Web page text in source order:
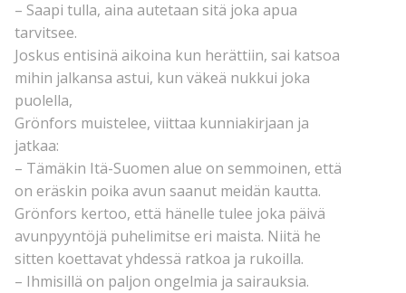
– Saapi tulla, aina autetaan sitä joka apua
tarvitsee.
Joskus entisinä aikoina kun herättiin, sai katsoa
mihin jalkansa astui, kun väkeä nukkui joka
puolella,
Grönfors muistelee, viittaa kunniakirjaan ja
jatkaa:
– Tämäkin Itä-Suomen alue on semmoinen, että
on eräskin poika avun saanut meidän kautta.
Grönfors kertoo, että hänelle tulee joka päivä
avunpyyntöjä puhelimitse eri maista. Niitä he
sitten koettavat yhdessä ratkoa ja rukoilla.
– Ihmisillä on paljon ongelmia ja sairauksia.